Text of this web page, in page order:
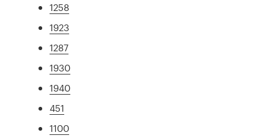
1258
1923
1287
1930
1940
451
1100